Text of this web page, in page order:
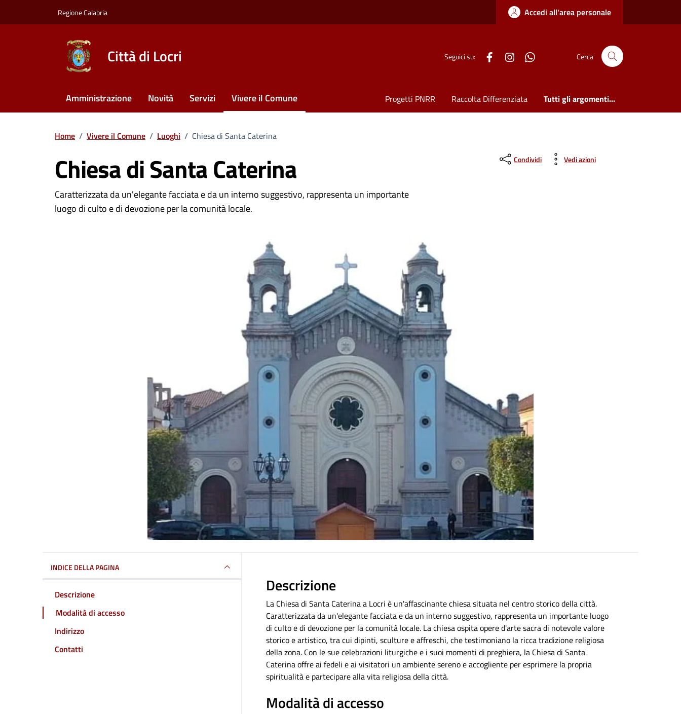
Regione Calabria Accedi all'area personale
Città di Locri Seguici su: Cerca
Amministrazione Novità Servizi Vivere il Comune Progetti PNRR Raccolta Differenziata Tutti gli argomenti...
Home / Vivere il Comune / Luoghi / Chiesa di Santa Caterina
Chiesa di Santa Caterina
Dettagli del luogo
Caratterizzata da un'elegante facciata e da un interno suggestivo, rappresenta un importante
luogo di culto e di devozione per la comunità locale.
Condividi Vedi azioni
INDICE DELLA PAGINA
Descrizione
Modalità di accesso
Indirizzo
Contatti
Descrizione
La Chiesa di Santa Caterina a Locri è un'affascinante chiesa situata nel centro storico della città.
Caratterizzata da un'elegante facciata e da un interno suggestivo, rappresenta un importante luogo
di culto e di devozione per la comunità locale. La chiesa ospita opere d'arte sacra di notevole valore
storico e artistico, tra cui dipinti, sculture e affreschi, che testimoniano la ricca tradizione religiosa
della zona. Con le sue celebrazioni liturgiche e i suoi momenti di preghiera, la Chiesa di Santa
Caterina offre ai fedeli e ai visitatori un ambiente sereno e accogliente per esprimere la propria
spiritualità e partecipare alla vita religiosa della città.
Modalità di accesso